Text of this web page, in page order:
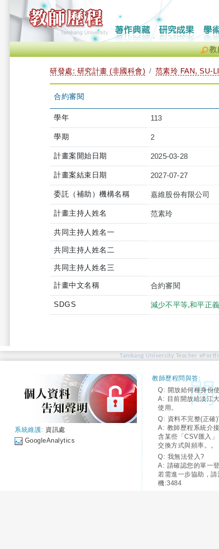
教
研發處: 研究計畫 (非國科會) 范素玲 FAN, SU-
合約審閱
學年 113
學期 2
計畫案開始日期 2025-03-28
計畫案結束日期 2027-07-27
委託（補助）機構名稱 嘉維股份有限公司
計畫主持人姓名 范素玲
共同主持人姓名一
共同主持人姓名二
共同主持人姓名三
計畫中文名稱 合約審閱
SDGS 減少不平等,和平正
Tamkang University Teacher
系統維護: 資訊處
GoogleAnalytics
教師歷程問與答:
Q: 開放給何種身份
A: 目前開放給淡江
使用。
Q: 資料不完整(正確
A: 教師歷程系統介
含某些「CSV匯入
交換方式與頻率。。
Q: 我無法登入?
A: 請確認您的單一
若需進一步協助，
機:3484